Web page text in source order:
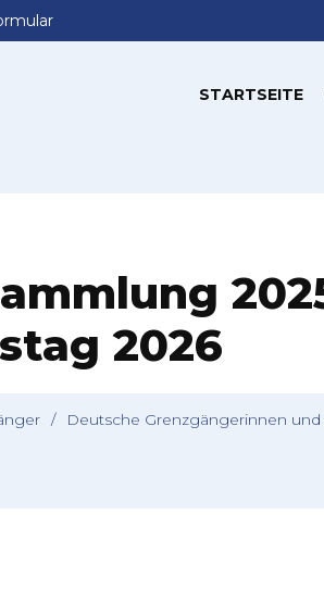
STARTSEITE
2026
/ Deutsche Grenzgängerinnen